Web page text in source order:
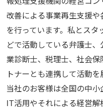
改善による事業再生支援
を行っています。私とス
どで活動している弁護士
業診断士、税理士、社会
トナーとも連携して活動を
当社のお客様は全国の中
IT活用やそれによる経営